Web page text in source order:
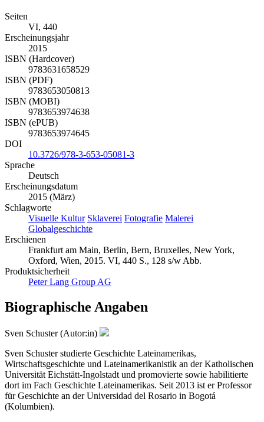
Seiten
VI, 440
Erscheinungsjahr
2015
ISBN (Hardcover)
9783631658529
ISBN (PDF)
9783653050813
ISBN (MOBI)
9783653974638
ISBN (ePUB)
9783653974645
DOI
10.3726/978-3-653-05081-3
Sprache
Deutsch
Erscheinungsdatum
2015 (März)
Schlagworte
Visuelle Kultur Sklaverei Fotografie Malerei
Globalgeschichte
Erschienen
Frankfurt am Main, Berlin, Bern, Bruxelles, New York,
Oxford, Wien, 2015. VI, 440 S., 128 s/w Abb.
Produktsicherheit
Peter Lang Group AG
Biographische Angaben
Sven Schuster (Autor:in)
Sven Schuster studierte Geschichte Lateinamerikas,
Wirtschaftsgeschichte und Lateinamerikanistik an der Katholischen
Universität Eichstätt-Ingolstadt und promovierte sowie habilitierte
dort im Fach Geschichte Lateinamerikas. Seit 2013 ist er Professor
für Geschichte an der Universidad del Rosario in Bogotá
(Kolumbien).